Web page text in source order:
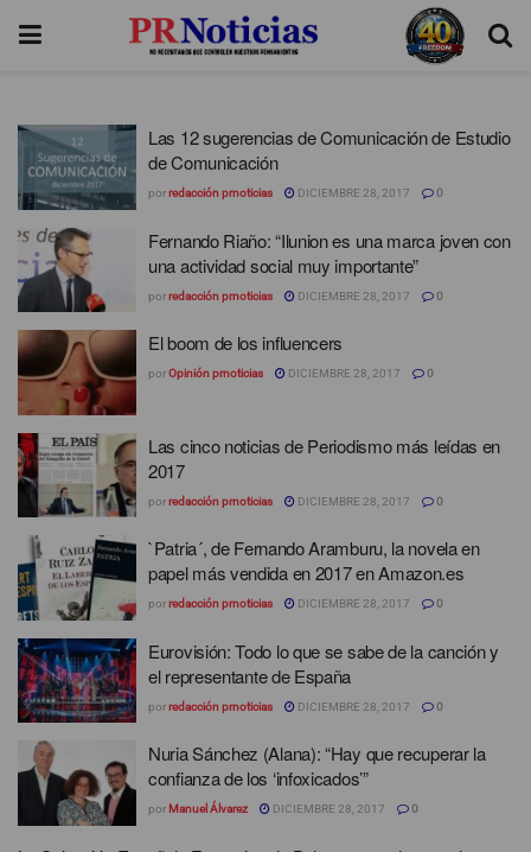
Las 12 sugerencias de Comunicación de Estudio
de Comunicación
porredacción prnoticias DICIEMBRE 28, 2017 0
Fernando Riaño: “Ilunion es una marca joven con
una actividad social muy importante”
porredacción prnoticias DICIEMBRE 28, 2017 0
El boom de los influencers
porOpinión prnoticias DICIEMBRE 28, 2017 0
Las cinco noticias de Periodismo más leídas en
2017
porredacción prnoticias DICIEMBRE 28, 2017 0
`Patria´, de Fernando Aramburu, la novela en
papel más vendida en 2017 en Amazon.es
porredacción prnoticias DICIEMBRE 28, 2017 0
Eurovisión: Todo lo que se sabe de la canción y
el representante de España
porredacción prnoticias DICIEMBRE 28, 2017 0
Nuria Sánchez (Alana): “Hay que recuperar la
confianza de los ‘infoxicados’”
por Manuel Álvarez DICIEMBRE 28, 2017 0